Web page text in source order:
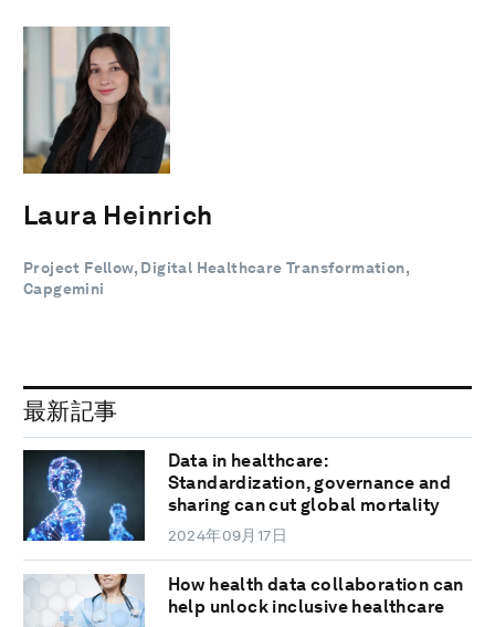
Laura Heinrich
Project Fellow, Digital Healthcare Transformation,
Capgemini
最新記事
Data in healthcare:
Standardization, governance and
sharing can cut global mortality
2024年09月17日
How health data collaboration can
help unlock inclusive healthcare